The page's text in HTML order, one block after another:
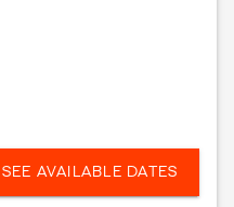
SEE AVAILABLE DATES